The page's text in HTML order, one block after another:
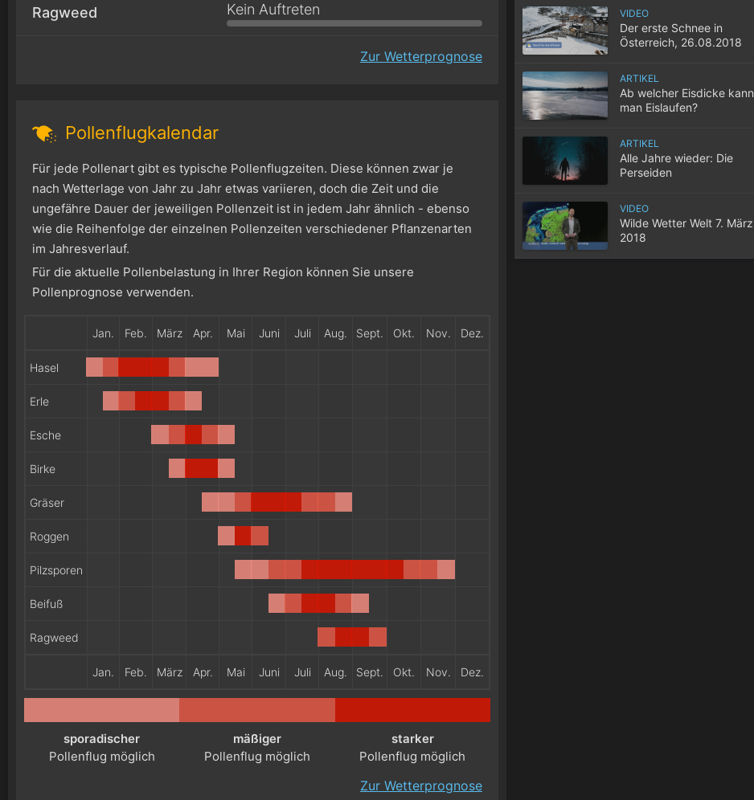
Ragweed Kein Auftreten
Zur Wetterprognose
Pollenflugkalendar
Für jede Pollenart gibt es typische Pollenflugzeiten. Diese können zwar je
nach Wetterlage von Jahr zu Jahr etwas variieren, doch die Zeit und die
ungefähre Dauer der jeweiligen Pollenzeit ist in jedem Jahr ähnlich - ebenso
wie die Reihenfolge der einzelnen Pollenzeiten verschiedener Pflanzenarten
im Jahresverlauf.
Für die aktuelle Pollenbelastung in Ihrer Region können Sie unsere
Pollenprognose verwenden.
Jan. Feb. März Apr. Mai Juni Juli Aug. Sept. Okt. Nov. Dez.
Jan. Feb. März Apr. Mai Juni Juli Aug. Sept. Okt. Nov. Dez.
Hasel
Erle
Esche
Birke
Gräser
Roggen
Pilzsporen
Beifuß
Ragweed
sporadischer
Pollenflug möglich
mäßiger
Pollenflug möglich
starker
Pollenflug möglich
Zur Wetterprognose
VIDEO
Der erste Schnee in
Österreich, 26.08.2018
ARTIKEL
Ab welcher Eisdicke kann
man Eislaufen?
ARTIKEL
Alle Jahre wieder: Die
Perseiden
VIDEO
Wilde Wetter Welt 7. März
2018